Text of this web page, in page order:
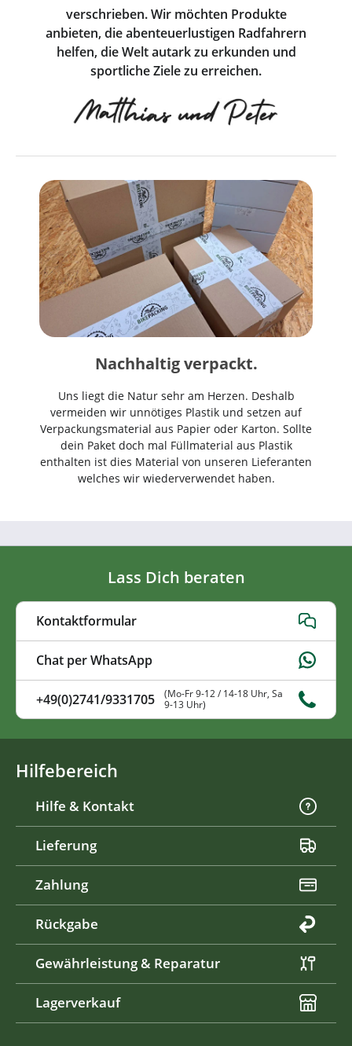
verschrieben. Wir möchten Produkte
anbieten, die abenteuerlustigen Radfahrern
helfen, die Welt autark zu erkunden und
sportliche Ziele zu erreichen.
Nachhaltig verpackt.
Uns liegt die Natur sehr am Herzen. Deshalb
vermeiden wir unnötiges Plastik und setzen auf
Verpackungsmaterial aus Papier oder Karton. Sollte
dein Paket doch mal Füllmaterial aus Plastik
enthalten ist dies Material von unseren Lieferanten
welches wir wiederverwendet haben.
Lass Dich beraten
Kontaktformular
Chat per WhatsApp
+49(0)2741/9331705
(Mo-Fr 9-12 / 14-18 Uhr, Sa
9-13 Uhr)
Hilfebereich
Hilfe & Kontakt
Lieferung
Zahlung
Rückgabe
Gewährleistung & Reparatur
Lagerverkauf